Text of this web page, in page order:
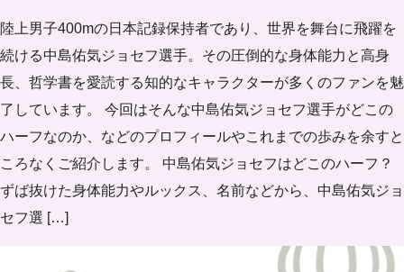
陸上男子400mの日本記録保持者であり、世界を舞台に飛躍を
続ける中島佑気ジョセフ選手。その圧倒的な身体能力と高身
長、哲学書を愛読する知的なキャラクターが多くのファンを魅
了しています。 今回はそんな中島佑気ジョセフ選手がどこの
ハーフなのか、などのプロフィールやこれまでの歩みを余すと
ころなくご紹介します。 中島佑気ジョセフはどこのハーフ？
ずば抜けた身体能力やルックス、名前などから、中島佑気ジョ
セフ選 […]